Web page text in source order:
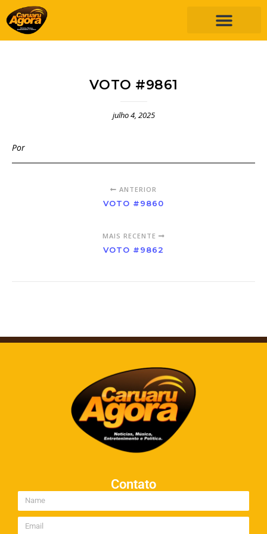
VOTO #9861
julho 4, 2025
Por
ANTERIOR
VOTO #9860
MAIS RECENTE
VOTO #9862
Contato